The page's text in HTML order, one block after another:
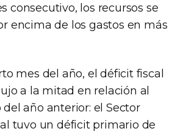
consecutivo, los recursos se
encima de los gastos en más
mes del año, el déficit fiscal
a la mitad en relación al
año anterior: el Sector
tuvo un déficit primario de